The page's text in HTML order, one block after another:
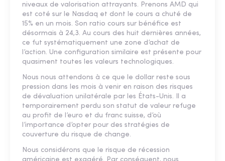
niveaux de valorisation attrayants. Prenons AMD qui
est coté sur le Nasdaq et dont le cours a chuté de
15% en un mois. Son ratio cours sur bénéfice est
désormais à 24,3. Au cours des huit dernières années,
ce fut systématiquement une zone d’achat de
l’action. Une configuration similaire est présente pour
quasiment toutes les valeurs technologiques.
Nous nous attendons à ce que le dollar reste sous
pression dans les mois à venir en raison des risques
de dévaluation unilatérale par les États-Unis. Il a
temporairement perdu son statut de valeur refuge
au profit de l’euro et du franc suisse, d’où
l’importance d’opter pour des stratégies de
couverture du risque de change.
Nous considérons que le risque de récession